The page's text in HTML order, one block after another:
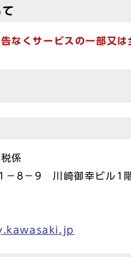
なくサービスの一部又
係
8－9 川崎御幸ビル1